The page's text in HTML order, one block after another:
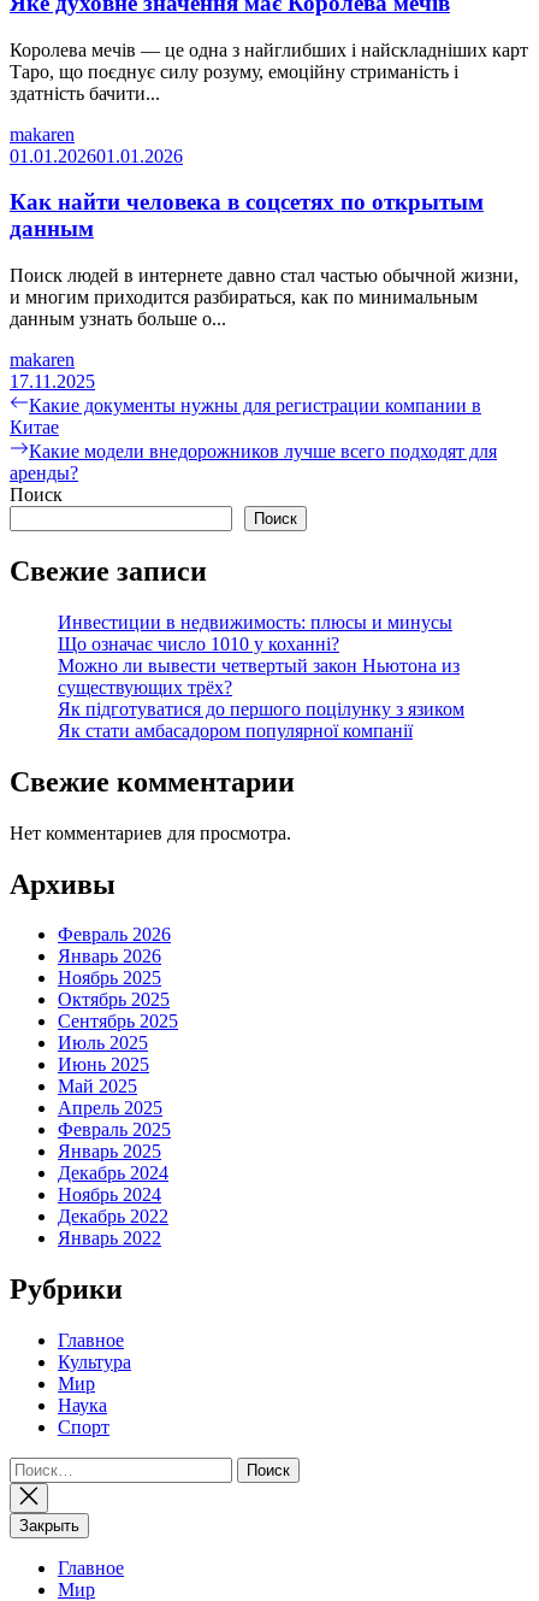
Королева мечів — це одна з найглибших і найскладніших карт
Таро, що поєднує силу розуму, емоційну стриманість і
здатність бачити...
makaren
01.01.202601.01.2026
Как найти человека в соцсетях по открытым
данным
Поиск людей в интернете давно стал частью обычной жизни,
и многим приходится разбираться, как по минимальным
данным узнать больше о...
makaren
17.11.2025
Навигация
по
записям
Предыдущая
запись:
Какие документы нужны для регистрации компании в
Китае
Следующая
запись:
Какие модели внедорожников лучше всего подходят для
аренды?
Поиск
Поиск
Свежие записи
Инвестиции в недвижимость: плюсы и минусы
Що означає число 1010 у коханні?
Можно ли вывести четвертый закон Ньютона из
существующих трёх?
Як підготуватися до першого поцілунку з язиком
Як стати амбасадором популярної компанії
Свежие комментарии
Нет комментариев для просмотра.
Архивы
Февраль 2026
Январь 2026
Ноябрь 2025
Октябрь 2025
Сентябрь 2025
Июль 2025
Июнь 2025
Май 2025
Апрель 2025
Февраль 2025
Январь 2025
Декабрь 2024
Ноябрь 2024
Декабрь 2022
Январь 2022
Рубрики
Главное
Культура
Мир
Наука
Спорт
Найти:
Закрыть
Главное
Мир